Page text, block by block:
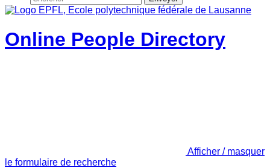
Online People Directory
Afficher / masquer
le formulaire de recherche